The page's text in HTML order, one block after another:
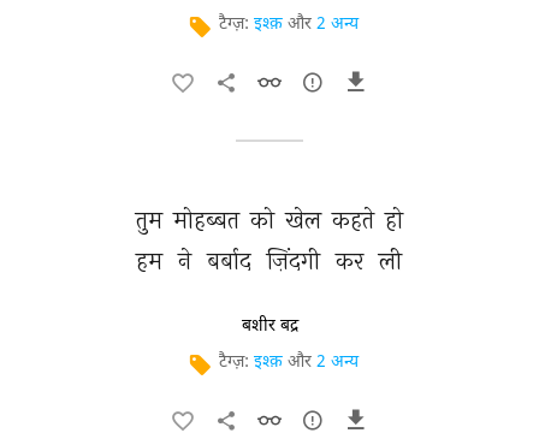
टैग्ज़: इश्क़ और 2 अन्य
तुम मोहब्बत को खेल कहते हो
हम ने बर्बाद ज़िंदगी कर ली
बशीर बद्र
टैग्ज़: इश्क़ और 2 अन्य